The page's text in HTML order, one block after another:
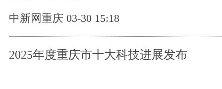
中新网重庆 03-30 15:18
2025年度重庆市十大科技进展发布